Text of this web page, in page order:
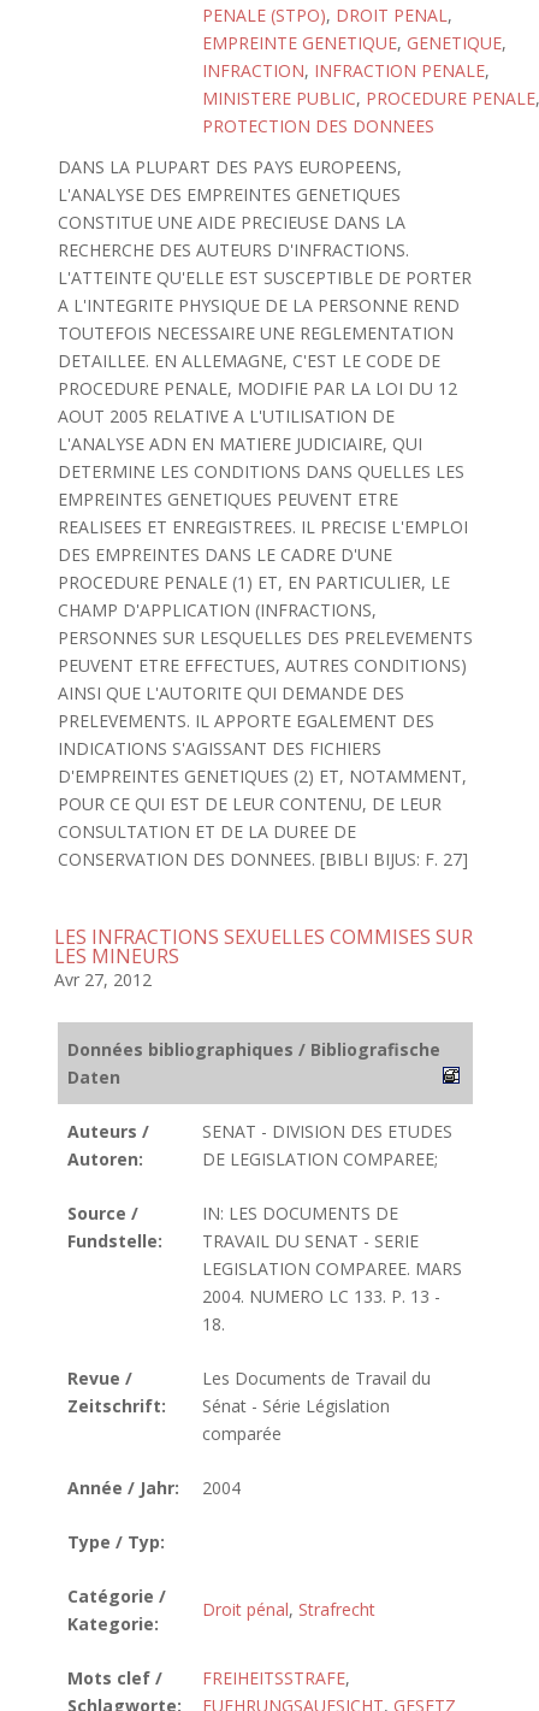
PENALE (STPO), DROIT PENAL,
EMPREINTE GENETIQUE, GENETIQUE,
INFRACTION, INFRACTION PENALE,
MINISTERE PUBLIC, PROCEDURE PENALE,
PROTECTION DES DONNEES
DANS LA PLUPART DES PAYS EUROPEENS,
L'ANALYSE DES EMPREINTES GENETIQUES
CONSTITUE UNE AIDE PRECIEUSE DANS LA
RECHERCHE DES AUTEURS D'INFRACTIONS.
L'ATTEINTE QU'ELLE EST SUSCEPTIBLE DE PORTER
A L'INTEGRITE PHYSIQUE DE LA PERSONNE REND
TOUTEFOIS NECESSAIRE UNE REGLEMENTATION
DETAILLEE. EN ALLEMAGNE, C'EST LE CODE DE
PROCEDURE PENALE, MODIFIE PAR LA LOI DU 12
AOUT 2005 RELATIVE A L'UTILISATION DE
L'ANALYSE ADN EN MATIERE JUDICIAIRE, QUI
DETERMINE LES CONDITIONS DANS QUELLES LES
EMPREINTES GENETIQUES PEUVENT ETRE
REALISEES ET ENREGISTREES. IL PRECISE L'EMPLOI
DES EMPREINTES DANS LE CADRE D'UNE
PROCEDURE PENALE (1) ET, EN PARTICULIER, LE
CHAMP D'APPLICATION (INFRACTIONS,
PERSONNES SUR LESQUELLES DES PRELEVEMENTS
PEUVENT ETRE EFFECTUES, AUTRES CONDITIONS)
AINSI QUE L'AUTORITE QUI DEMANDE DES
PRELEVEMENTS. IL APPORTE EGALEMENT DES
INDICATIONS S'AGISSANT DES FICHIERS
D'EMPREINTES GENETIQUES (2) ET, NOTAMMENT,
POUR CE QUI EST DE LEUR CONTENU, DE LEUR
CONSULTATION ET DE LA DUREE DE
CONSERVATION DES DONNEES. [BIBLI BIJUS: F. 27]
LES INFRACTIONS SEXUELLES COMMISES SUR
LES MINEURS
Avr 27, 2012
Données bibliographiques / Bibliografische
Daten
Auteurs /
Autoren:
SENAT - DIVISION DES ETUDES
DE LEGISLATION COMPAREE;
Source /
Fundstelle:
IN: LES DOCUMENTS DE
TRAVAIL DU SENAT - SERIE
LEGISLATION COMPAREE. MARS
2004. NUMERO LC 133. P. 13 -
18.
Revue /
Zeitschrift:
Les Documents de Travail du
Sénat - Série Législation
comparée
Année / Jahr: 2004
Type / Typ:
Catégorie /
Kategorie:
Droit pénal, Strafrecht
Mots clef /
Schlagworte:
FREIHEITSSTRAFE,
FUEHRUNGSAUFSICHT, GESETZ